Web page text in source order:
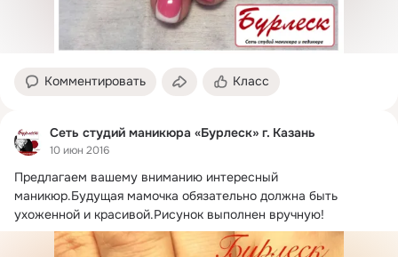
Комментировать Класс
Сеть студий маникюра «Бурлеск» г. Казань
10 июн 2016
Предлагаем вашему вниманию интересный
маникюр.Будущая мамочка обязательно должна быть
ухоженной и красивой.Рисунок выполнен вручную!